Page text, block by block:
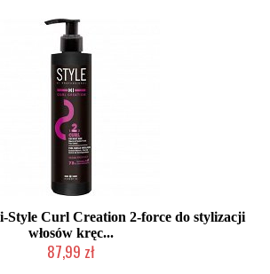
Curl Creation 2-force do stylizacji
włosów kręc...
87,99 zł